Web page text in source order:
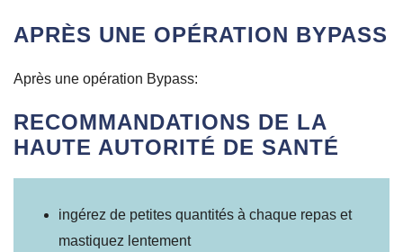
APRÈS UNE OPÉRATION BYPASS
Après une opération Bypass:
RECOMMANDATIONS DE LA
HAUTE AUTORITÉ DE SANTÉ
ingérez de petites quantités à chaque repas et
mastiquez lentement